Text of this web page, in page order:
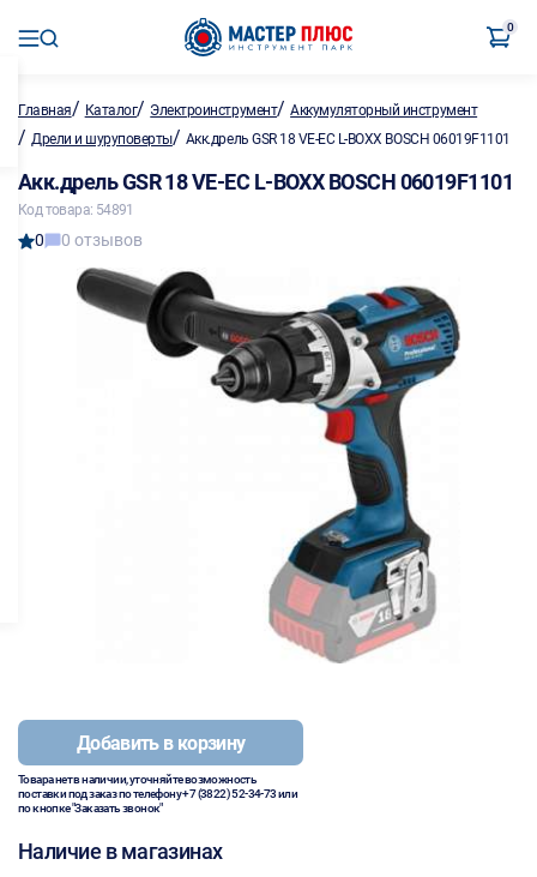
0
Главная/ Каталог/ Электроинструмент/Аккумуляторный инструмент
/ Дрели и шуруповерты/ Акк.дрель GSR 18 VE-EC L-BOXX BOSCH 06019F1101
Акк.дрель GSR 18 VE-EC L-BOXX BOSCH 06019F1101
Код товара: 54891
0 0 отзывов
Добавить в корзину
Товара нет в наличии, уточняйте возможность
поставки под заказ по телефону+7 (3822) 52-34-73или
по кнопке "Заказать звонок"
Наличие в магазинах